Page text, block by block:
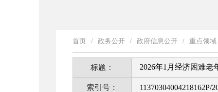
首页 / 政务公开 / 政府信息公开 / 重点领域
标题： 2026年1月经济困难
索引号： 11370304004218162P/